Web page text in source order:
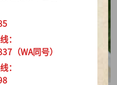
：
（WA同号）
：